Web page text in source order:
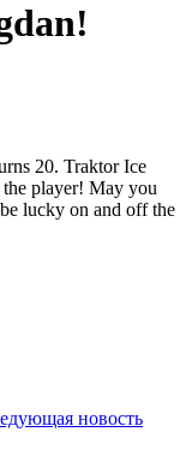
20. Traktor Ice
player! May you
lucky on and off the
новость